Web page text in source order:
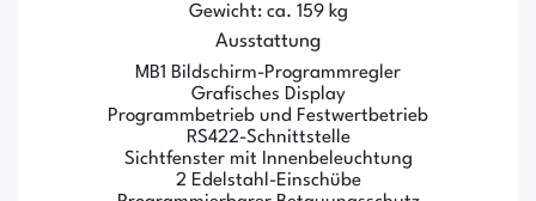
Gewicht: ca. 159 kg
Ausstattung
MB1 Bildschirm-Programmregler
Grafisches Display
Programmbetrieb und Festwertbetrieb
RS422-Schnittstelle
Sichtfenster mit Innenbeleuchtung
2 Edelstahl-Einschübe